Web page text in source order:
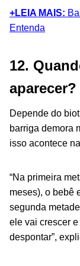
+LEIA MAIS:
Entenda
12.
aparecer?
Depende do
barriga demora
isso acontece
“Na primeira
meses), o bebê
segunda
ele vai crescer
despontar”,